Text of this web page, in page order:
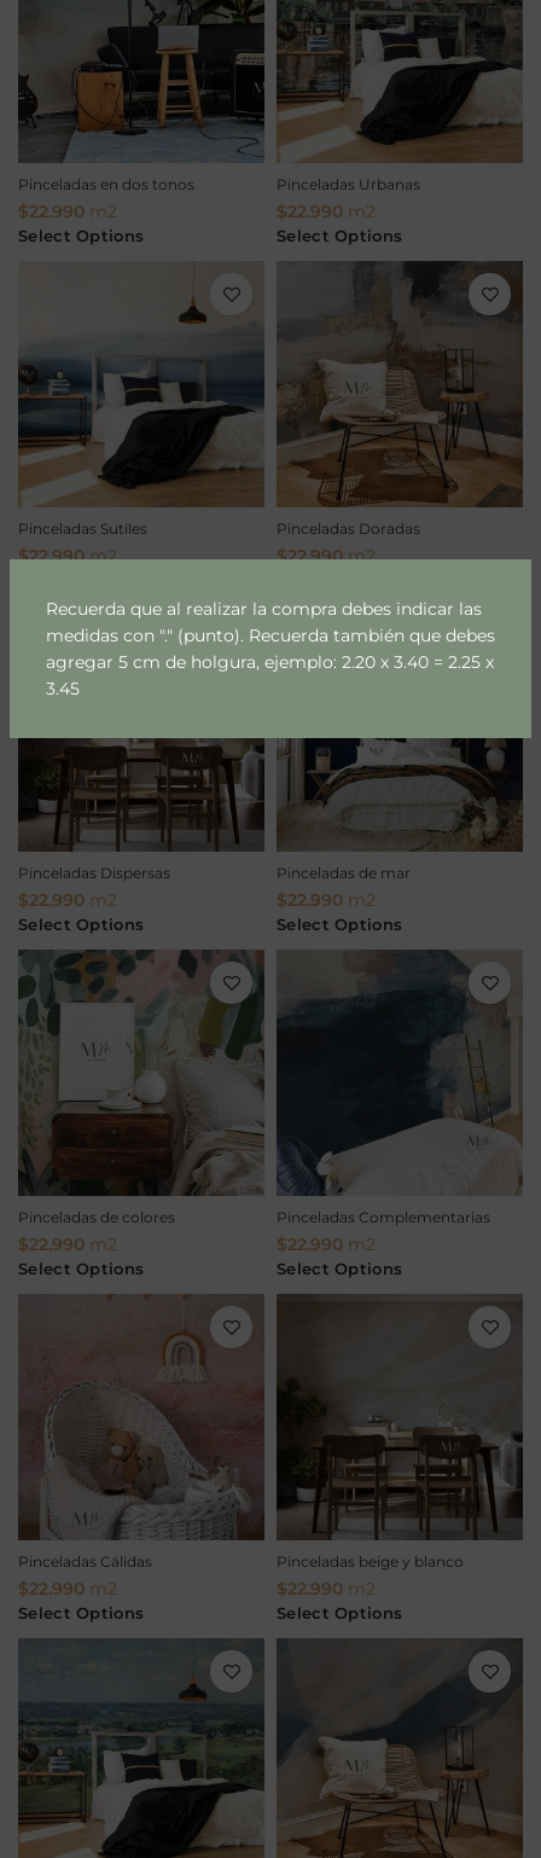
Recuerda que al realizar la compra debes indicar las
medidas con "." (punto). Recuerda también que debes
agregar 5 cm de holgura, ejemplo: 2.20 x 3.40 = 2.25 x
3.45
Pinceladas en dos tonos
$22.990 m2
Select Options
Pinceladas Urbanas
$22.990 m2
Select Options
Pinceladas Sutiles
$22.990m2
Pinceladas Doradas
$22.990m2
Pinceladas Dispersas
$22.990 m2
Select Options
Pinceladas de mar
$22.990 m2
Select Options
Pinceladas de colores
$22.990 m2
Select Options
Pinceladas Complementarias
$22.990 m2
Select Options
Pinceladas Cálidas
$22.990 m2
Select Options
Pinceladas beige y blanco
$22.990 m2
Select Options